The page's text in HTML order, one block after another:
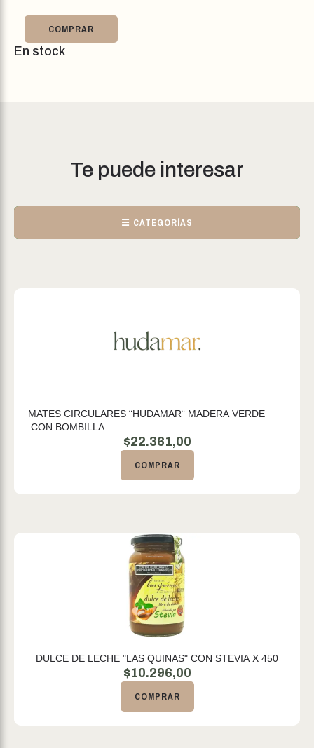
COMPRAR
En stock
Te puede interesar
☰ CATEGORÍAS
MATES CIRCULARES ¨HUDAMAR¨ MADERA VERDE
.CON BOMBILLA
$22.361,00
COMPRAR
DULCE DE LECHE "LAS QUINAS" CON STEVIA X 450
$10.296,00
COMPRAR